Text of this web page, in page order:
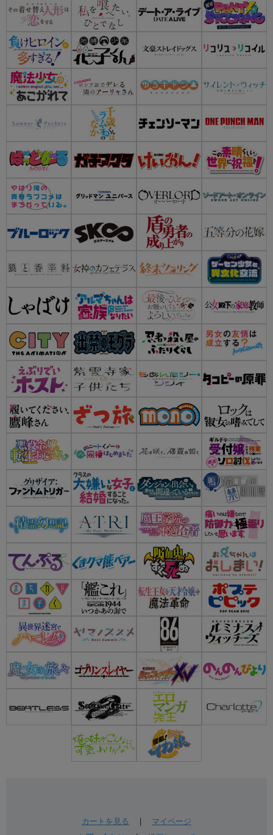
カートを見る
マイページ